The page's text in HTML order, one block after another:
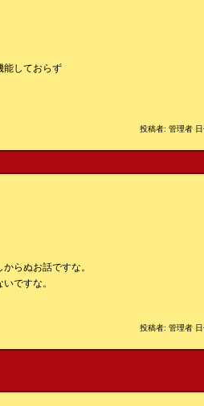
能しておらず
投稿者: 管理者
らぬお話ですな。
ですな。
投稿者: 管理者